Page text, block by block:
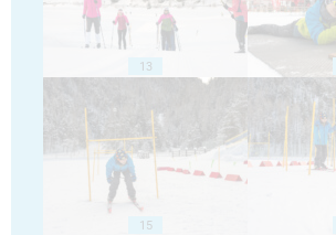
13
15